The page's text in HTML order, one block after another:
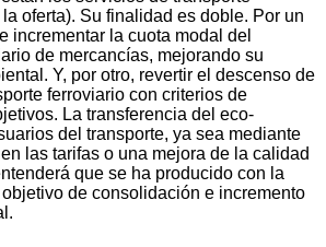
oferta). Su finalidad es doble. Por un
incrementar la cuota modal del
de mercancías, mejorando su
Y, por otro, revertir el descenso de
ferroviario con criterios de
La transferencia del eco-
del transporte, ya sea mediante
las tarifas o una mejora de la calidad
que se ha producido con la
de consolidación e incremento